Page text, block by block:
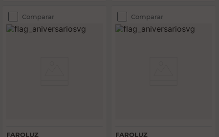
Comparar
FAROLUZ
Comparar
FAROLUZ